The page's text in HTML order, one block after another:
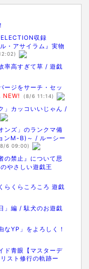
収録
・アサイラム』実物
率高すぎて草 / 遊戯
ージをサーチ・セッ
NEW! (8/6 11:14)
」カッコいいじゃん /
ンズ」のランクマ備
ンM-B)～ / ルーシー
6 09:00)
の禁止』について思
やさしい遊戯王
らくらころころ 遊戯
」編 / 駄犬のお遊戯
YP」をよろしく！
ド青眼【マスターデ
スト修行の軌跡ー